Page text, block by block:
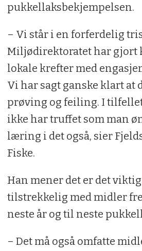
pukkellaksbekjempelsen.
– Vi står i en forferdelig
Miljødirektoratet har gjort
lokale krefter med
Vi har sagt ganske klart at
prøving og feiling. I
ikke har truffet som man
læring i det også, sier
Fiske.
Han mener det er det
tilstrekkelig med midler
neste år og til neste
– Det må også omfatte